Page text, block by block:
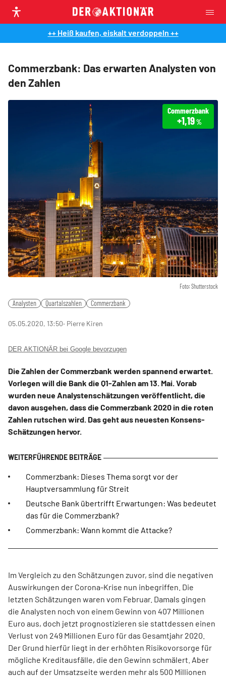
++ Heiß kaufen, eiskalt verdoppeln ++
Commerzbank: Das erwarten Analysten von
den Zahlen
Foto: Shutterstock
Commerzbank
+1,19 %
Analysten Quartalszahlen Commerzbank
05.05.2020, 13:50‧ Pierre Kiren
DER AKTIONÄR bei Google bevorzugen
Die Zahlen der Commerzbank werden spannend erwartet.
Vorlegen will die Bank die Q1-Zahlen am 13. Mai. Vorab
wurden neue Analystenschätzungen veröffentlicht, die
davon ausgehen, dass die Commerzbank 2020 in die roten
Zahlen rutschen wird. Das geht aus neuesten Konsens-
Schätzungen hervor.
Commerzbank: Dieses Thema sorgt vor der
Hauptversammlung für Streit
Deutsche Bank übertrifft Erwartungen: Was bedeutet
das für die Commerzbank?
Commerzbank: Wann kommt die Attacke?
Im Vergleich zu den Schätzungen zuvor, sind die negativen
Auswirkungen der Corona-Krise nun inbegriffen. Die
letzten Schätzungen waren vom Februar. Damals gingen
die Analysten noch von einem Gewinn von 407 Millionen
Euro aus, doch jetzt prognostizieren sie stattdessen einen
Verlust von 249 Millionen Euro für das Gesamtjahr 2020.
Der Grund hierfür liegt in der erhöhten Risikovorsorge für
mögliche Kreditausfälle, die den Gewinn schmälert. Aber
auch auf der Umsatzseite werden mehr als 500 Millionen